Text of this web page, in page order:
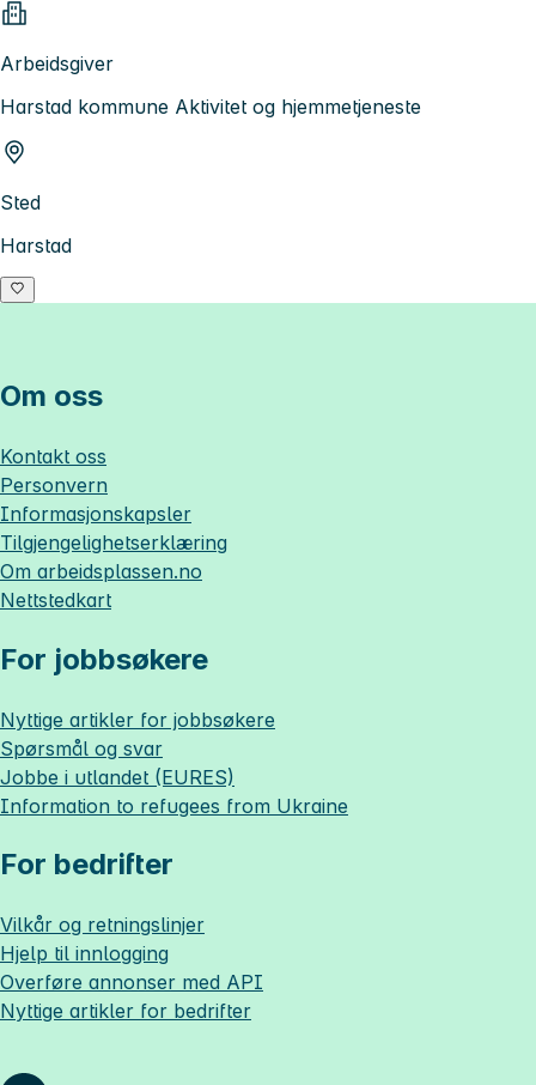
Arbeidsgiver
Harstad kommune Aktivitet og hjemmetjeneste
Sted
Harstad
Om oss
Kontakt oss
Personvern
Informasjonskapsler
Tilgjengelighetserklæring
Om arbeidsplassen.no
Nettstedkart
For jobbsøkere
Nyttige artikler for jobbsøkere
Spørsmål og svar
Jobbe i utlandet (EURES)
Information to refugees from Ukraine
For bedrifter
Vilkår og retningslinjer
Hjelp til innlogging
Overføre annonser med API
Nyttige artikler for bedrifter